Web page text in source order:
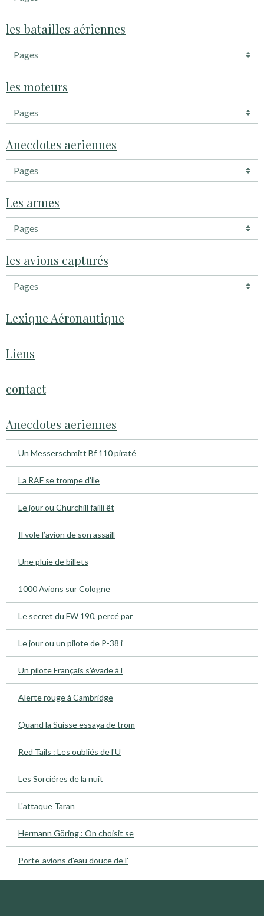
les batailles aériennes
les moteurs
Anecdotes aeriennes
Les armes
les avions capturés
Lexique Aéronautique
Liens
contact
Anecdotes aeriennes
Un Messerschmitt Bf 110 piraté
La RAF se trompe d’ile
Le jour ou Churchill failli êt
Il vole l’avion de son assaill
Une pluie de billets
1000 Avions sur Cologne
Le secret du FW 190, percé par
Le jour ou un pilote de P-38 i
Un pilote Français s’évade à l
Alerte rouge à Cambridge
Quand la Suisse essaya de trom
Red Tails : Les oubliés de l'U
Les Sorciéres de la nuit
L'attaque Taran
Hermann Göring : On choisit se
Porte-avions d'eau douce de l'